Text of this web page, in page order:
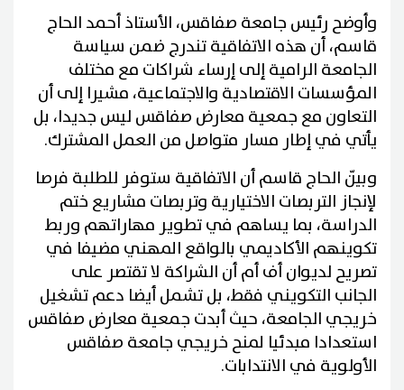
وأوضح رئيس جامعة صفاقس، الأستاذ أحمد الحاج
قاسم، أن هذه الاتفاقية تندرج ضمن سياسة
الجامعة الرامية إلى إرساء شراكات مع مختلف
المؤسسات الاقتصادية والاجتماعية، مشيرا إلى أن
التعاون مع جمعية معارض صفاقس ليس جديدا، بل
يأتي في إطار مسار متواصل من العمل المشترك.
وبيّن الحاج قاسم أن الاتفاقية ستوفر للطلبة فرصا
لإنجاز التربصات الاختيارية وتربصات مشاريع ختم
الدراسة، بما يساهم في تطوير مهاراتهم وربط
تكوينهم الأكاديمي بالواقع المهني مضيفا في
تصريح لديوان أف أم أن الشراكة لا تقتصر على
الجانب التكويني فقط، بل تشمل أيضا دعم تشغيل
خريجي الجامعة، حيث أبدت جمعية معارض صفاقس
استعدادا مبدئيا لمنح خريجي جامعة صفاقس
الأولوية في الانتدابات.